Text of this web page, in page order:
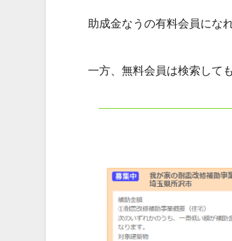
助成金なうの有料会員にな
一方、無料会員は検索して